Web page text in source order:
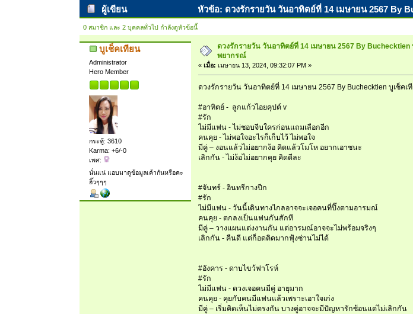
ผู้เขียน หัวข้อ: ดวงรักรายวัน วันอาทิตย์ที่ 14 เมษายน 2567 By
0 สมาชิก และ 2 บุคคลทั่วไป กำลังดูหัวข้อนี้
บูเช็คเทียน
Administrator
Hero Member
กระทู้: 3610
Karma: +6/-0
เพศ:
นั่นแน่ แอบมาดูข้อมูลเค้ากันหรือคะ
ฮิ๊วๆๆๆ
ดวงรักรายวัน วันอาทิตย์ที่ 14 เมษายน 2567 By Buchecktien
พยากรณ์
«เมื่อ: เมษายน 13, 2024, 09:32:07 PM »
ดวงรักรายวัน วันอาทิตย์ที่ 14 เมษายน 2567 By Buchecktien บูเช็ค
#อาทิตย์ - ลูกแก้วไอยคุปต์ v
#รัก
ไม่มีแฟน - ไม่ชอบจีบใครก่อนแถมเลือกอีก
คนคุย - ไม่พอใจอะไรก็เก็บไว้ ไม่พอใจ
มีคู่ – งอนแล้วไม่อยากง้อ คิดแล้วโมโห อยากเอาชนะ
เลิกกัน - ไม่ง้อไม่อยากคุย คิดดีละ
#จันทร์ - อินทรีกางปีก
#รัก
ไม่มีแฟน - วันนี้เดินทางไกลอาจจะเจอคนที่ปิ๊งตามอารมณ์
คนคุย - ตกลงเป็นแฟนกันสักที
มีคู่ – วางแผนแต่งงานกัน แต่อารมณ์อาจจะไม่พร้อมจริงๆ
เลิกกัน - คืนดี แต่ก็อดคิดมากฟุ้งซ่านไม่ได้
#อังคาร - ดาบไขว้ฟาโรห์
#รัก
ไม่มีแฟน - ดวงเจอคนมีคู่ อายุมาก
คนคุย - คุยกับคนมีแฟนแล้วเพราะเอาใจเก่ง
มีคู่ – เริ่มคิดเห็นไม่ตรงกัน บางคู่อาจจะมีปัญหารักซ้อนแต่ไม่เลิกกัน